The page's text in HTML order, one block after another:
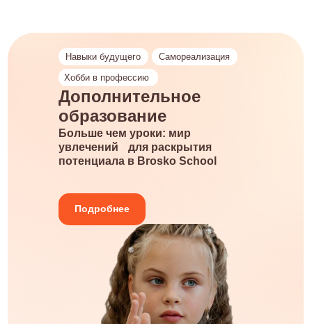
Навыки будущего
Самореализация
Хобби в профессию
Дополнительное
образование
Больше чем уроки: мир
увлечений для раскрытия
потенциала в Brosko School
Подробнее